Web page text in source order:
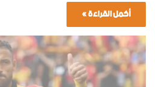
أكمل القراءة »